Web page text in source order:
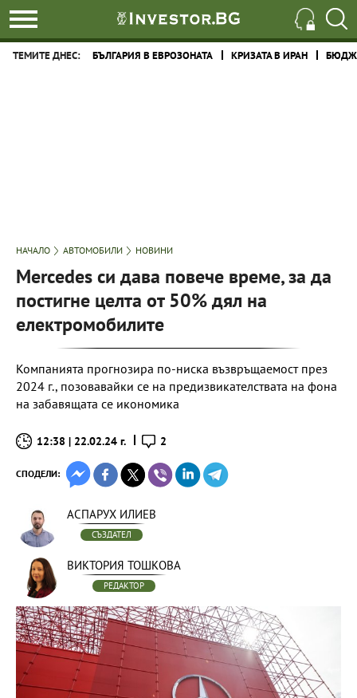
ТЕМИТЕ ДНЕС: БЪЛГАРИЯ В ЕВРОЗОНАТА КРИЗАТА В ИРАН
НАЧАЛО АВТОМОБИЛИ НОВИНИ
Mercedes си дава повече време, за да
постигне целта от 50% дял на
електромобилите
Компанията прогнозира по-ниска възвръщаемост през
2024 г., позовавайки се на предизвикателствата на фона
на забавящата се икономика
12:38 | 22.02.24 г. 2
СПОДЕЛИ:
АСПАРУХ ИЛИЕВ
СЪЗДАТЕЛ
ВИКТОРИЯ ТОШКОВА
РЕДАКТОР